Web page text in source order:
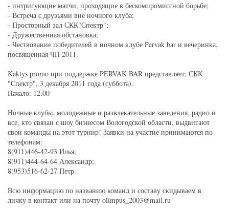
- интригующие матчи, проходящие в бескомпромиссной борьбе;
- Встреча с друзьями вне ночного клуба;
- Просторный зал СКК"Спектр";
- Дружественная обстановка;
- Чествование победителей в ночном клубе Pervak bar и вечеринка,
посвященная ЧП 2011.
Kaktys promo при поддержке PERVAK BAR представляет: СКК
"Спектр", 3 декабря 2011 года (суббота).
Начало: 12.00
Ночные клубы, молодежные и развлекательные заведения, радио и
все, кто связан с шоу бизнесом Вологодской области, выдвигают
свои команды на этот турнир! Заявки на участие принимаются по
телефонам:
8(911)446-42-93 Илья;
8(911)444-64-64 Александр;
8(953)516-62-27 Петр.
Всю информацию по названию команд и составу скидываем в
личку в контакт или на почту olimpus_2003@mail.ru